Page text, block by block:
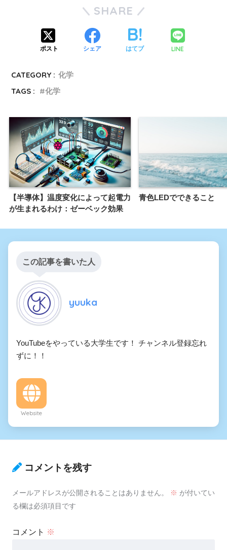
SHARE
ポスト シェア はてブ LINE
CATEGORY : 化学
TAGS :
化学
【半導体】温度変化によって起電力
が生まれるわけ：ゼーベック効果
青色LEDでできること
この記事を書いた人
yuuka
YouTubeをやっている大学生です！ チャンネル登録忘れ
ずに！！
Website
コメントを残す
メールアドレスが公開されることはありません。 ※ が付いてい
る欄は必須項目です
コメント ※